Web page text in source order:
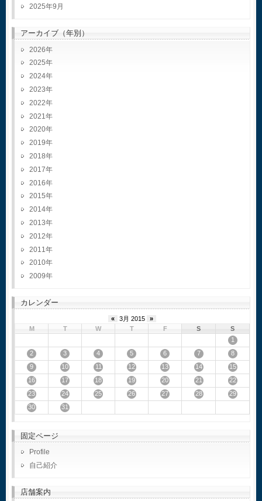
2025年9月
アーカイブ（年別）
2026
2025
2024
2023
2022
2021
2020
2019
2018
2017
2016
2015
2014
2013
2012
2011
2010
2009
カレンダー
« 3月 2015
»
M
T W T F S
S
1
2
3 4 5 6 7
8
9
10 11 12 13 14
15
16
17 18 19 20 21
22
23
24 25 26 27 28
29
30
31
固定ページ
Profile
自己紹介
店舗案内